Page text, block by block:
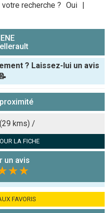
recherche ? Oui |
? Laissez-lui un avis
📝
:
(29 kms) /
LA FICHE
un avis
FAVORIS